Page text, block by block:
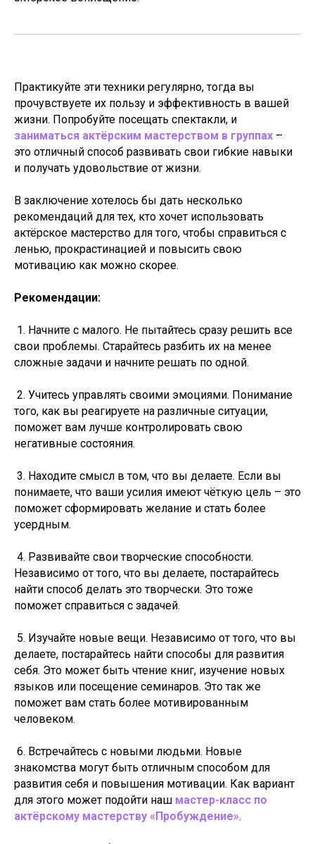
Практикуйте эти техники регулярно, тогда вы
прочувствуете их пользу и эффективность в вашей
жизни. Попробуйте посещать спектакли, и
заниматься актёрским мастерством в группах –
это отличный способ развивать свои гибкие навыки
и получать удовольствие от жизни.
В заключение хотелось бы дать несколько
рекомендаций для тех, кто хочет использовать
актёрское мастерство для того, чтобы справиться с
ленью, прокрастинацией и повысить свою
мотивацию как можно скорее.
Рекомендации:
1. Начните с малого. Не пытайтесь сразу решить все
свои проблемы. Старайтесь разбить их на менее
сложные задачи и начните решать по одной.
2. Учитесь управлять своими эмоциями. Понимание
того, как вы реагируете на различные ситуации,
поможет вам лучше контролировать свою
негативные состояния.
3. Находите смысл в том, что вы делаете. Если вы
понимаете, что ваши усилия имеют чёткую цель – это
поможет сформировать желание и стать более
усердным.
4. Развивайте свои творческие способности.
Независимо от того, что вы делаете, постарайтесь
найти способ делать это творчески. Это тоже
поможет справиться с задачей.
5. Изучайте новые вещи. Независимо от того, что вы
делаете, постарайтесь найти способы для развития
себя. Это может быть чтение книг, изучение новых
языков или посещение семинаров. Это так же
поможет вам стать более мотивированным
человеком.
6. Встречайтесь с новыми людьми. Новые
знакомства могут быть отличным способом для
развития себя и повышения мотивации. Как вариант
для этого может подойти наш мастер-класс по
актёрскому мастерству «Пробуждение».